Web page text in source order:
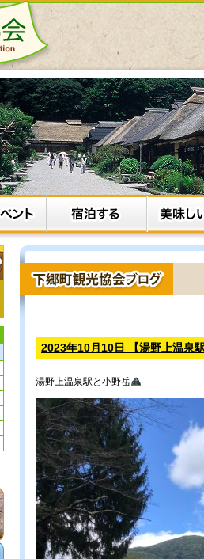
2023年10月10日 【湯野上温泉駅
湯野上温泉駅と小野岳